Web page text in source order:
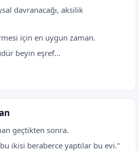
davranacağı, aksilik
için en uygun zaman.
beyin eşref...
geçtikten sonra.
ikisi beraberce yaptılar bu evi."